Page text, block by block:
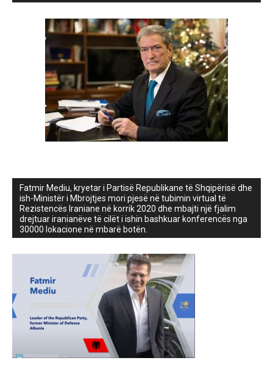
Fatmir Mediu, kryetar i Partisë Republikane të Shqipërisë dhe
ish-Ministër i Mbrojtjes mori pjesë në tubimin virtual të
Rezistencës Iraniane në korrik 2020 dhe mbajti një fjalim
drejtuar iranianëve të cilët i ishin bashkuar konferencës nga
30000 lokacione në mbarë botën.